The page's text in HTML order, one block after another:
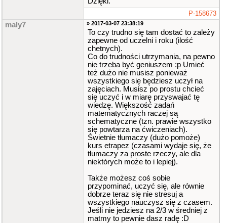
P-158673
maly7 » 2017-03-07 23:38:19
To czy trudno się tam dostać to zależy
zapewne od uczelni i roku (ilość
chetnych).
Co do trudności utrzymania, na pewno
nie trzeba być geniuszem :p Umieć
też dużo nie musisz ponieważ
wszystkiego się będziesz uczył na
zajęciach. Musisz po prostu chcieć
się uczyć i w miarę przyswajać tę
wiedzę. Większość zadań
matematycznych raczej są
schematyczne (tzn. prawie wszystko
się powtarza na ćwiczeniach).
Świetnie tłumaczy (dużo pomoże)
kurs etrapez (czasami wydaje się, że
tłumaczy za proste rzeczy, ale dla
niektórych może to i lepiej).
Także możesz coś sobie
przypominać, uczyć się, ale równie
dobrze teraz się nie stresuj a
wszystkiego nauczysz się z czasem.
Jeśli nie jedziesz na 2/3 w średniej z
matmy to pewnie dasz radę :D